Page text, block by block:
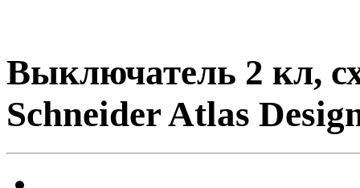
Выключатель 2 кл,
Schneider Atlas